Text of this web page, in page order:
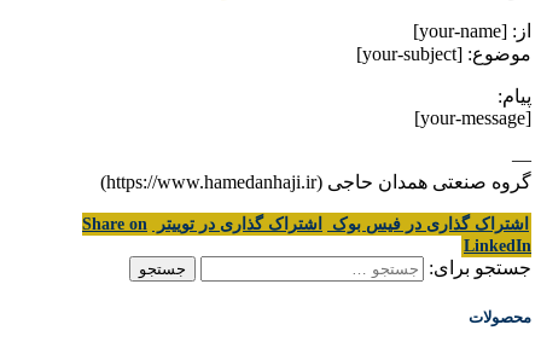
از: [your-name]
موضوع: [your-subject]
پیام:
[your-message]
—
گروه صنعتی همدان حاجی (https://www.hamedanhaji.ir)
اشتراک گذاری در فیس بوک اشتراک گذاری در توییتر
Share on
LinkedIn
جستجو برای:
محصولات